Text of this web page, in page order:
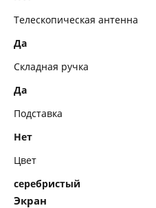
Телескопическая антенна
Да
Складная ручка
Да
Подставка
Нет
Цвет
серебристый
Экран